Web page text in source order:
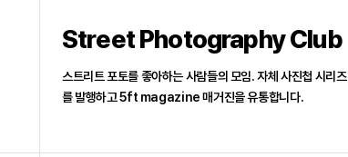
Street Photography Club
스트리트 포토를 좋아하는 사람들의 모임. 자체 사진첩 시리즈
를 발행하고 5ft magazine 매거진을 유통합니다.